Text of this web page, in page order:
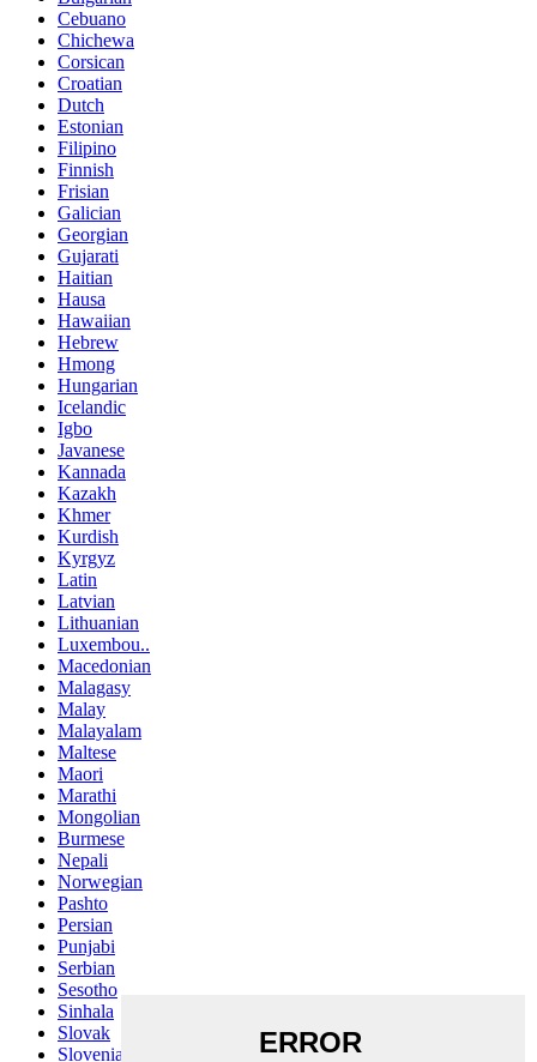
Cebuano
Chichewa
Corsican
Croatian
Dutch
Estonian
Filipino
Finnish
Frisian
Galician
Georgian
Gujarati
Haitian
Hausa
Hawaiian
Hebrew
Hmong
Hungarian
Icelandic
Igbo
Javanese
Kannada
Kazakh
Khmer
Kurdish
Kyrgyz
Latin
Latvian
Lithuanian
Luxembou..
Macedonian
Malagasy
Malay
Malayalam
Maltese
Maori
Marathi
Mongolian
Burmese
Nepali
Norwegian
Pashto
Persian
Punjabi
Serbian
Sesotho
Sinhala
Slovak
Slovenian